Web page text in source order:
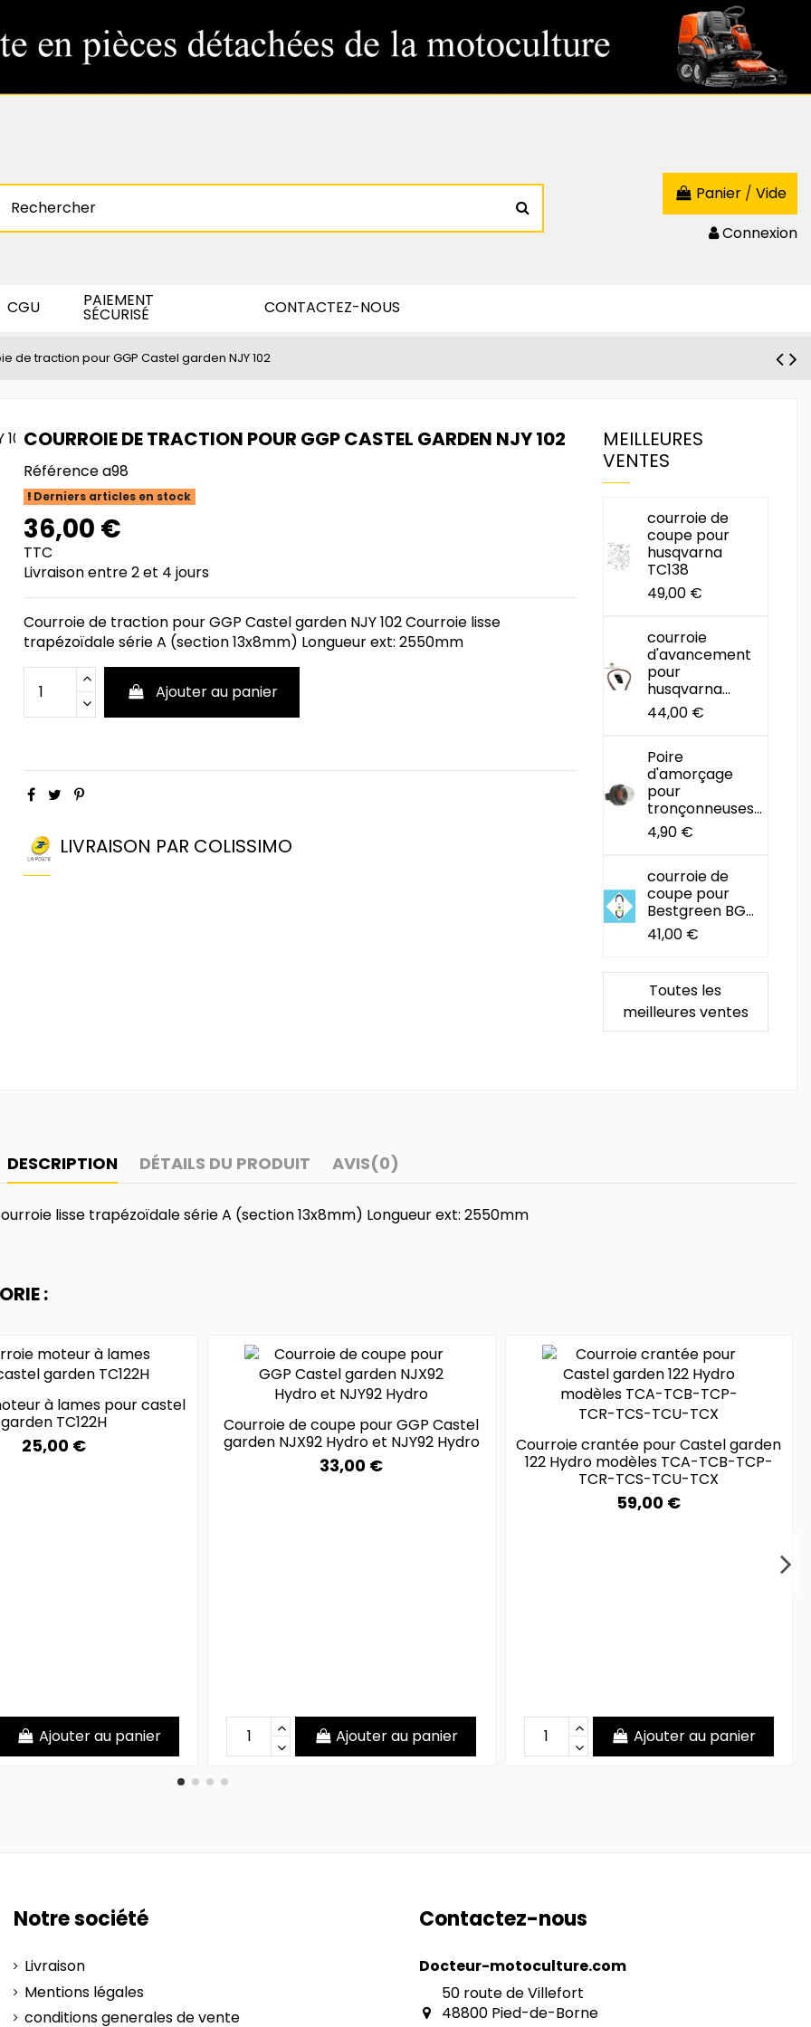
Panier / Vide
Connexion
CGU PAIEMENT
SÉCURISÉ CONTACTEZ-NOUS
de traction pour GGP Castel garden NJY 102
COURROIE DE TRACTION POUR GGP CASTEL GARDEN NJY 102
Référencea98
Derniers articles en stock
36,00 €
TTC
Livraison entre 2 et 4 jours
Courroie de traction pour GGP Castel garden NJY 102 Courroie lisse
trapézoïdale série A (section 13x8mm) Longueur ext: 2550mm
Ajouter au panier
LIVRAISON PAR COLISSIMO
MEILLEURES
VENTES
courroie de
coupe pour
husqvarna
TC138
49,00 €
courroie
d'avancement
pour
husqvarna...
44,00 €
Poire
d'amorçage
pour
tronçonneuses...
4,90 €
courroie de
coupe pour
Bestgreen BG...
41,00 €
Toutes les
meilleures ventes
DESCRIPTION DÉTAILS DU PRODUIT AVIS(0)
lisse trapézoïdale série A (section 13x8mm) Longueur ext: 2550mm
:
à lames pour castel
garden TC122H
25,00 €
Ajouter au panier
Courroie de coupe pour GGP Castel
garden NJX92 Hydro et NJY92 Hydro
33,00 €
Ajouter au panier
Courroie crantée pour Castel garden
122 Hydro modèles TCA-TCB-TCP-
TCR-TCS-TCU-TCX
59,00 €
Ajouter au panier
Notre société
Livraison
Mentions légales
conditions generales de vente
Contactez-nous
Docteur-motoculture.com
50 route de Villefort
48800 Pied-de-Borne